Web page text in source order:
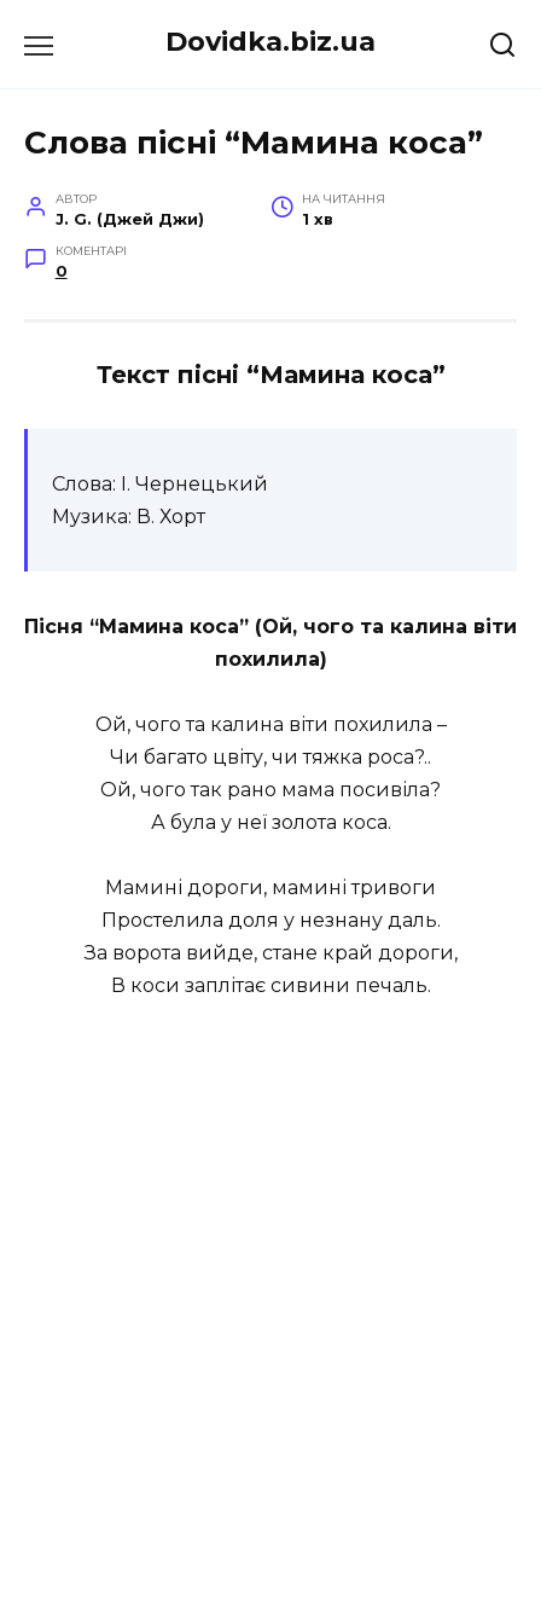
до
Dovidka.biz.ua
Слова пісні “Мамина коса”
АВТОР
J. G. (Джей Джи)
НА ЧИТАННЯ
1 хв
КОМЕНТАРІ
0
Текст пісні “Мамина коса”
Слова: І. Чернецький
Музика: В. Хорт
Пісня “Мамина коса” (Ой, чого та калина віти
похилила)
Ой, чого та калина віти похилила –
Чи багато цвіту, чи тяжка роса?..
Ой, чого так рано мама посивіла?
А була у неї золота коса.
Мамині дороги, мамині тривоги
Простелила доля у незнану даль.
За ворота вийде, стане край дороги,
В коси заплітає сивини печаль.